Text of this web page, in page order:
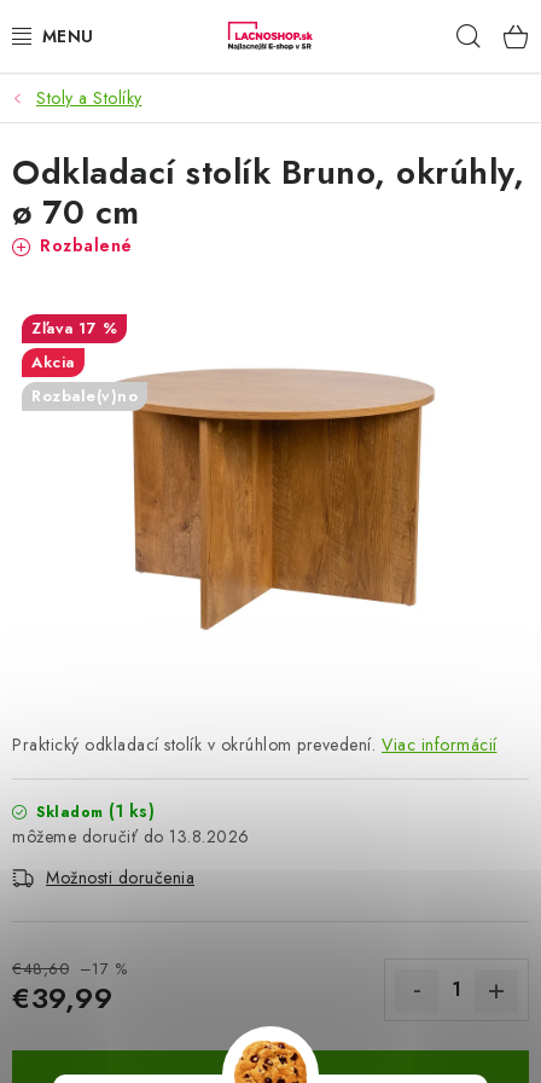
na
NAŠE AKCIE!
NAŠE NOVINKY!
POTRAVINY
NÁBYTOK
ELEKTRO
OBLEČENIE A MÓDA
ŠPORT A OUTDOOR
AUTO-MOTO
PRODUKTY HISTORICKE BEZ ZASOBY
K ZALISTOVÁNÍ NEBO VYMAZÁNÍ
Stoly a Stolíky
Praktický odkladací stolík v okrúhlom prevedení. Viac informácií
Skladom (1 ks)
13.8.2026
Možnosti doručenia
€48,60 –17 %
€39,99
Odkladací stolík Bruno, okrúhly,
ø 70 cm
Rozbalené
17 %
Akcia
Rozbale(v)no